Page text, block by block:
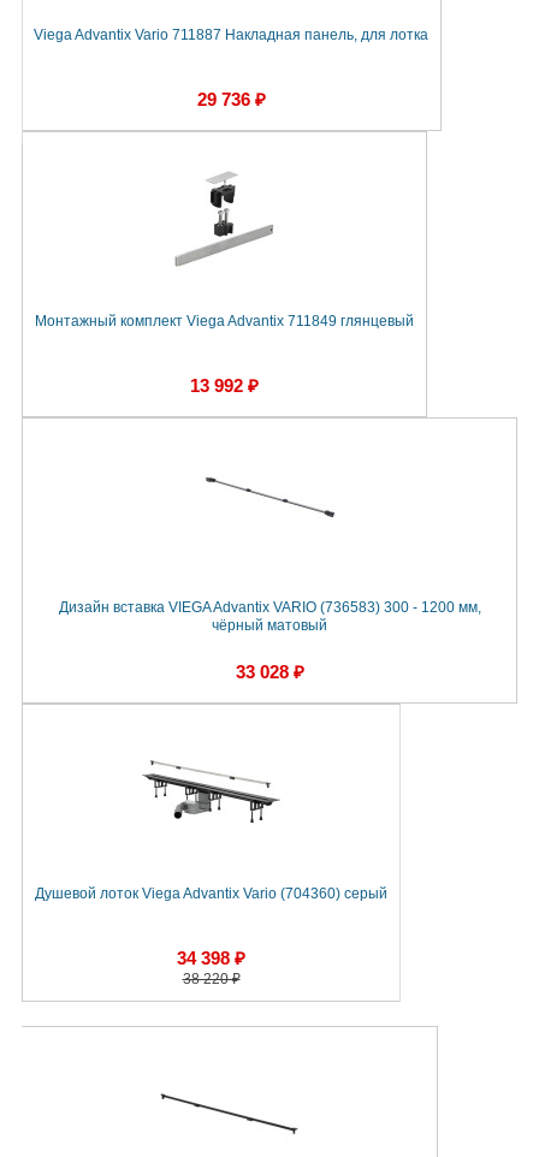
Viega Advantix Vario 711887 Накладная панель, для лотка
29 736 ₽
Монтажный комплект Viega Advantix 711849 глянцевый
13 992 ₽
Дизайн вставка VIEGA Advantix VARIO (736583) 300 - 1200 мм,
чёрный матовый
33 028 ₽
Душевой лоток Viega Advantix Vario (704360) серый
34 398 ₽
38 220 ₽